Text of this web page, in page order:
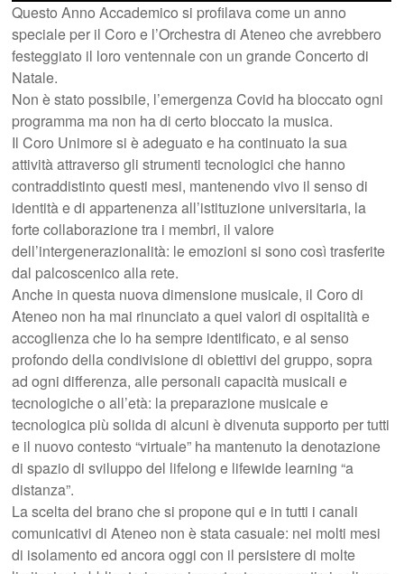
Questo Anno Accademico si profilava come un anno
speciale per il Coro e l’Orchestra di Ateneo che avrebbero
festeggiato il loro ventennale con un grande Concerto di
Natale.
Non è stato possibile, l’emergenza Covid ha bloccato ogni
programma ma non ha di certo bloccato la musica.
Il Coro Unimore si è adeguato e ha continuato la sua
attività attraverso gli strumenti tecnologici che hanno
contraddistinto questi mesi, mantenendo vivo il senso di
identità e di appartenenza all’istituzione universitaria, la
forte collaborazione tra i membri, il valore
dell’intergenerazionalità: le emozioni si sono così trasferite
dal palcoscenico alla rete.
Anche in questa nuova dimensione musicale, il Coro di
Ateneo non ha mai rinunciato a quei valori di ospitalità e
accoglienza che lo ha sempre identificato, e al senso
profondo della condivisione di obiettivi del gruppo, sopra
ad ogni differenza, alle personali capacità musicali e
tecnologiche o all’età: la preparazione musicale e
tecnologica più solida di alcuni è divenuta supporto per tutti
e il nuovo contesto “virtuale” ha mantenuto la denotazione
di spazio di sviluppo del lifelong e lifewide learning “a
distanza”.
La scelta del brano che si propone qui e in tutti i canali
comunicativi di Ateneo non è stata casuale: nei molti mesi
di isolamento ed ancora oggi con il persistere di molte